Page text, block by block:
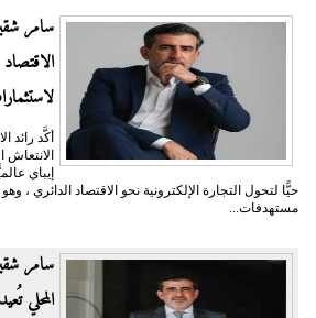
سامر
أكَّد رائد
حيًّا لتحول التجارة الإلكترونية نحو الاقتصاد الدائري ،
مستهدفات...
سامر
المحلي